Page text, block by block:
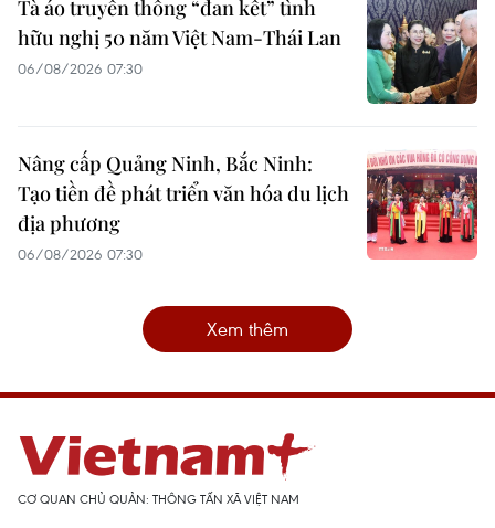
Tà áo truyền thống “đan kết” tình
hữu nghị 50 năm Việt Nam-Thái Lan
06/08/2026 07:30
Nâng cấp Quảng Ninh, Bắc Ninh:
Tạo tiền đề phát triển văn hóa du lịch
địa phương
06/08/2026 07:30
Xem thêm
CƠ QUAN CHỦ QUẢN: THÔNG TẤN XÃ VIỆT NAM